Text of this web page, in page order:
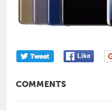
COMMENTS